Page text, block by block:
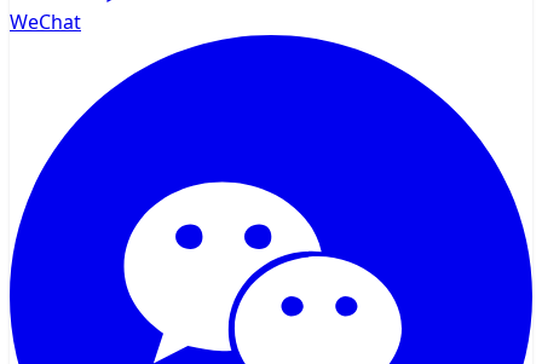
WeChat